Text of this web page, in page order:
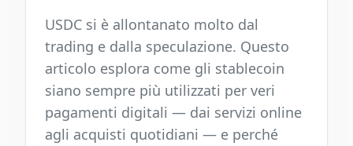
USDC si è allontanato molto dal
trading e dalla speculazione. Questo
articolo esplora come gli stablecoin
siano sempre più utilizzati per veri
pagamenti digitali — dai servizi online
agli acquisti quotidiani — e perché